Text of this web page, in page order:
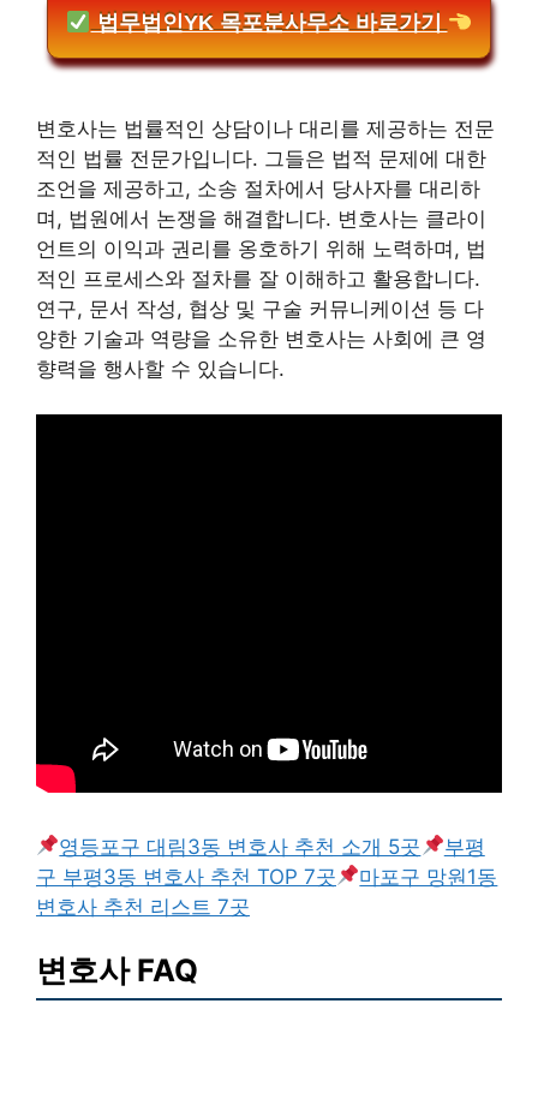
법무법인YK 목포분사무소 바로가기
변호사는 법률적인 상담이나 대리를 제공하는 전문
적인 법률 전문가입니다. 그들은 법적 문제에 대한
조언을 제공하고, 소송 절차에서 당사자를 대리하
며, 법원에서 논쟁을 해결합니다. 변호사는 클라이
언트의 이익과 권리를 옹호하기 위해 노력하며, 법
적인 프로세스와 절차를 잘 이해하고 활용합니다.
연구, 문서 작성, 협상 및 구술 커뮤니케이션 등 다
양한 기술과 역량을 소유한 변호사는 사회에 큰 영
향력을 행사할 수 있습니다.
영등포구 대림3동 변호사 추천 소개 5곳
부평
구 부평3동 변호사 추천 TOP 7곳
마포구 망원1동
변호사 추천 리스트 7곳
변호사 FAQ